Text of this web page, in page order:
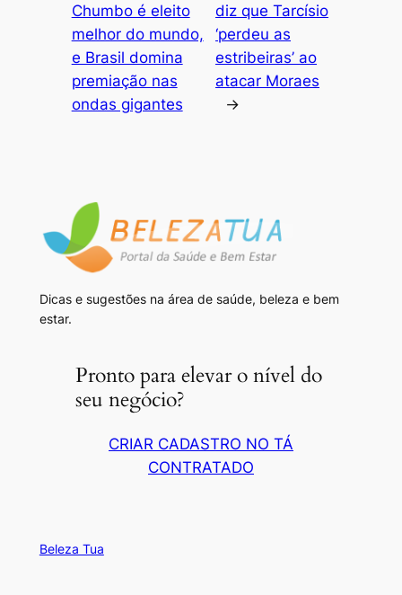
Chumbo é eleito
melhor do mundo,
e Brasil domina
premiação nas
ondas gigantes
diz que Tarcísio
‘perdeu as
estribeiras’ ao
atacar Moraes
→
Dicas e sugestões na área de saúde, beleza e bem
estar.
Pronto para elevar o nível do
seu negócio?
CRIAR CADASTRO NO TÁ
CONTRATADO
Beleza Tua